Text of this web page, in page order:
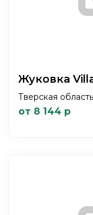
Жуковка
Тверская область
от 8 144 р